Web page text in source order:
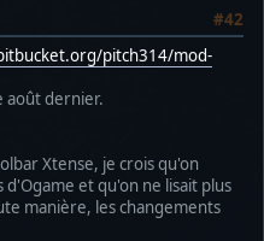
#42
pitch314/mod-
août dernier.
Xtense, je crois qu'on
et qu'on ne lisait plus
manière, les changements